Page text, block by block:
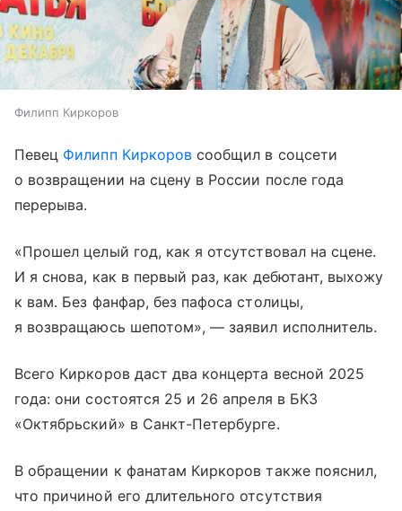
Филипп Киркоров
Певец Филипп Киркоров сообщил в соцсети
о возвращении на сцену в России после года
перерыва.
«Прошел целый год, как я отсутствовал на сцене.
И я снова, как в первый раз, как дебютант, выхожу
к вам. Без фанфар, без пафоса столицы,
я возвращаюсь шепотом», — заявил исполнитель.
Всего Киркоров даст два концерта весной 2025
года: они состоятся 25 и 26 апреля в БКЗ
«Октябрьский» в Санкт-Петербурге.
В обращении к фанатам Киркоров также пояснил,
что причиной его длительного отсутствия